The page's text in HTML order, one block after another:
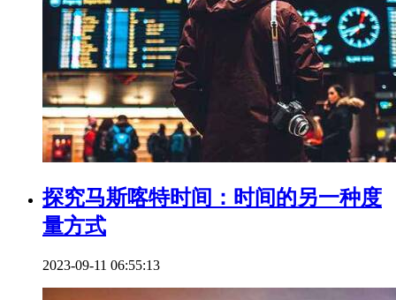
探究马斯喀特时间：时间的另一种度
量方式
2023-09-11 06:55:13